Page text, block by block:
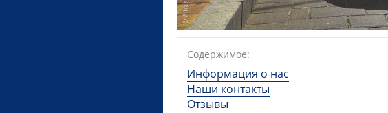
Содержимое:
Информация о нас
Наши контакты
Отзывы